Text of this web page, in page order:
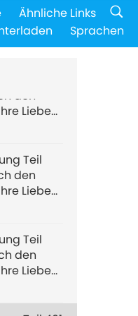
Ähnliche Links
Sprachen
den
Liebe
Unheil
den
Liebe
Unheil
Teil
den
Liebe
Unheil
Teil
den
Liebe
Unheil